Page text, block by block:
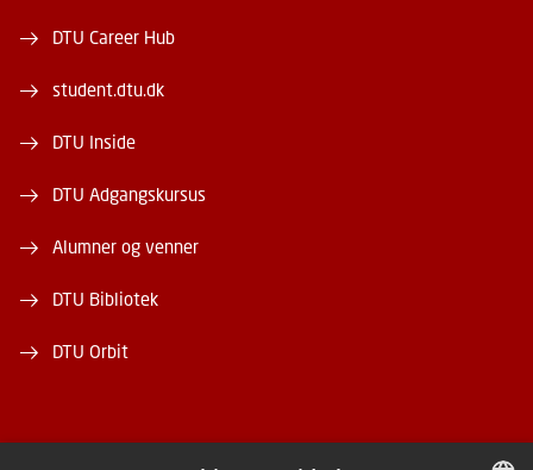
DTU Career Hub
student.dtu.dk
DTU Inside
DTU Adgangskursus
Alumner og venner
DTU Bibliotek
DTU Orbit